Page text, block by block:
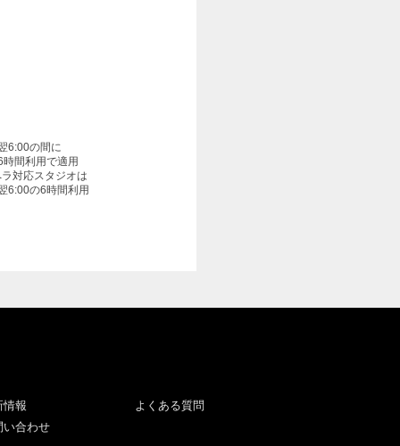
6:00の間に
間利用で適用
対応スタジオは
6:00の6時間利用
情報
よくある質問
い合わせ